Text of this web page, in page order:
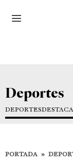
Deportes
DEPORTES
PORTADA »